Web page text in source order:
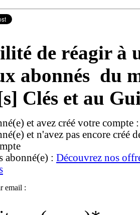
de réagir à
abonnés du
Clés et au
et avez créé votre compte
et n'avez pas encore créé
abonné(e) : Découvrez nos
email :